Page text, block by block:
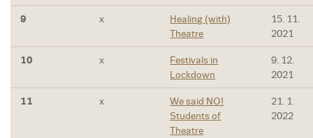
9 x
Healing (with)
Theatre
15. 11.
2021
10 x
Festivals in
Lockdown
9. 12.
2021
11 x
We said NO!
Students of
Theatre
21. 1.
2022